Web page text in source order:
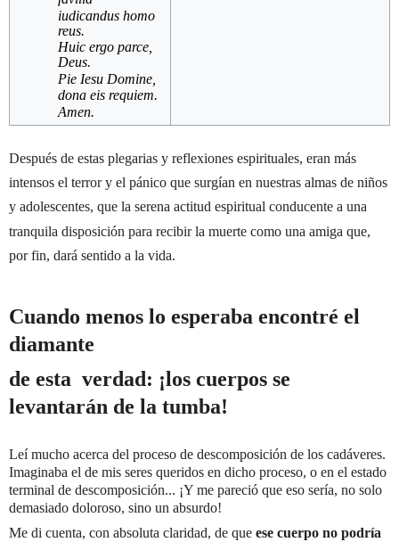
iudicandus homo
reus.
Huic ergo parce,
Deus.
Pie Iesu Domine,
dona eis requiem.
Amen.
Después de estas plegarias y reflexiones espirituales, eran más
intensos el terror y el pánico que surgían en nuestras almas de niños
y adolescentes, que la serena actitud espiritual conducente a una
tranquila disposición para recibir la muerte como una amiga que,
por fin, dará sentido a la vida.
Cuando menos lo esperaba encontré el
diamante
de esta verdad: ¡los cuerpos se
levantarán de la tumba!
Leí mucho acerca del proceso de descomposición de los cadáveres.
Imaginaba el de mis seres queridos en dicho proceso, o en el estado
terminal de descomposición... ¡Y me pareció que eso sería, no solo
demasiado doloroso, sino un absurdo!
Me di cuenta, con absoluta claridad, de que ese cuerpo no podría